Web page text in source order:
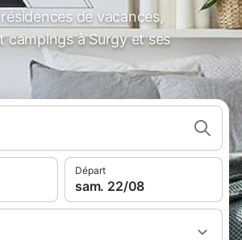
de vacances,
campings à Surgy et ses
Départ
sam. 22/08